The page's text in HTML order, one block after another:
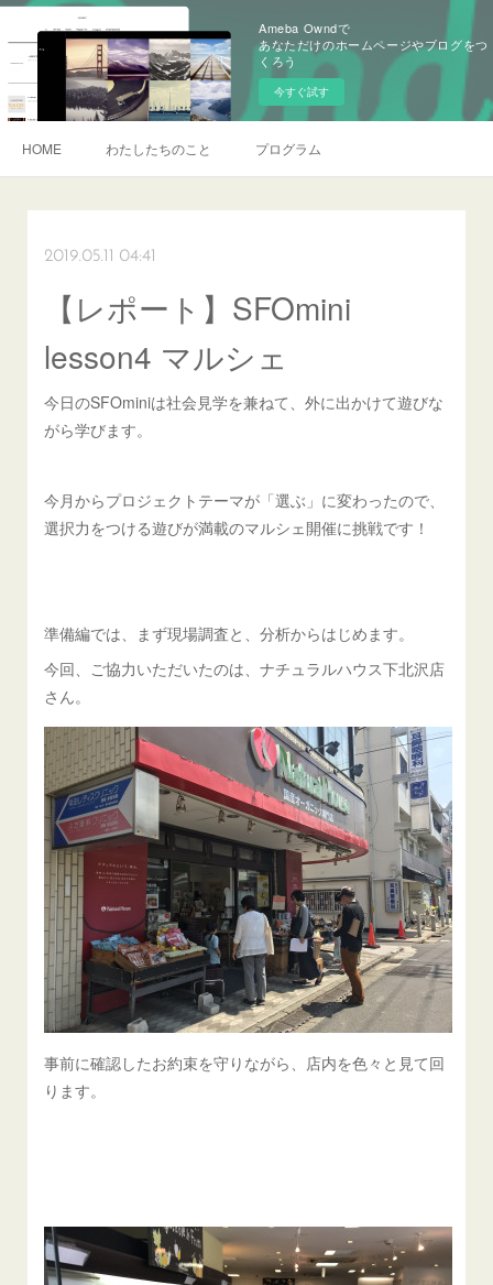
Ameba Owndで
あなただけのホームページやブログをつ
くろう
今すぐ試す
HOME わたしたちのこと プログラム
2019.05.11 04:41
【レポート】SFOmini
lesson4 マルシェ
今日のSFOminiは社会見学を兼ねて、外に出かけて遊びな
がら学びます。
今月からプロジェクトテーマが「選ぶ」に変わったので、
選択力をつける遊びが満載のマルシェ開催に挑戦です！
準備編では、まず現場調査と、分析からはじめます。
今回、ご協力いただいたのは、ナチュラルハウス下北沢店
さん。
事前に確認したお約束を守りながら、店内を色々と見て回
ります。